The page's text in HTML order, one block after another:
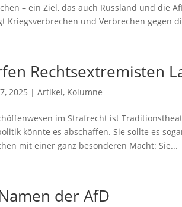
– ein Ziel, das auch Russland und die
Kriegsverbrechen und Verbrechen gegen
Rechtsextremisten
2025 |Artikel, Kolumne
im Strafrecht ist
könnte es abschaffen. Sie sollte es
mit einer ganz besonderen Macht: Sie...
der AfD